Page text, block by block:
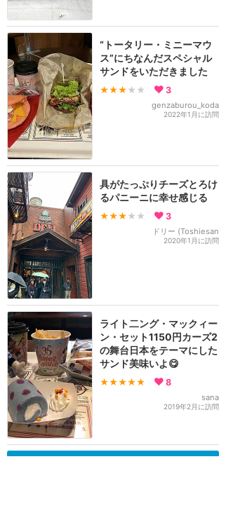
“トータリー・ミニーマウ
ス”にちなんだスペシャル
サンドをいただきました
★★★ ★★ 3
genzaburou_koda
2022年1月に訪問
具がたっぷりチーズとろけ
るパニーニに幸せ感じる
★★★ ★★ 3
ドリー (Toshiesan
2020年1月に訪問
ライト二ング・マックィー
ン・セット1150円カーズ2
の舞台日本をテーマにした
サンド美味いよ😋
★★★★★ 8
sana
2019年2月に訪問